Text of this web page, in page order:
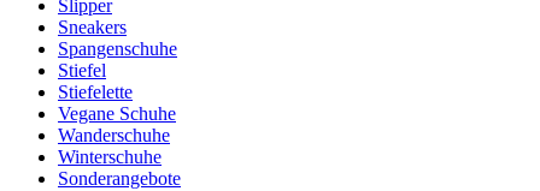
Slipper
Sneakers
Spangenschuhe
Stiefel
Stiefelette
Vegane Schuhe
Wanderschuhe
Winterschuhe
Sonderangebote